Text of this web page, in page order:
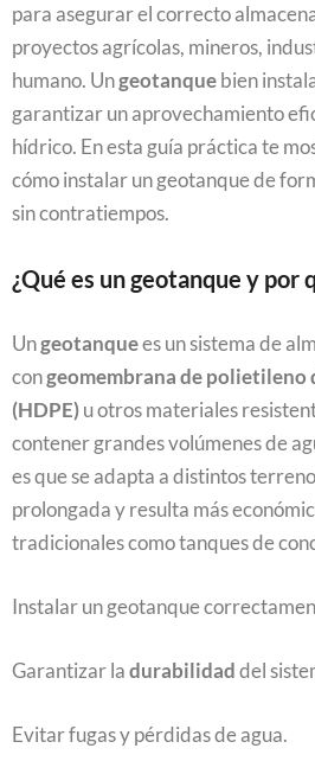
para asegurar el correcto
proyectos agrícolas, mineros,
humano. Ungeotanquebien
garantizar un aprovechamiento
hídrico. En esta guía práctica te
cómo instalar un geotanque de
sin contratiempos.
¿Qué es un geotanque y por
Ungeotanquees un sistema de
congeomembrana de polietileno
(HDPE)u otros materiales
contener grandes volúmenes de
es que se adapta a distintos
prolongada y resulta más
tradicionales como tanques de
Instalar un geotanque
Garantizar ladurabilidaddel
Evitar fugas y pérdidas de agua.